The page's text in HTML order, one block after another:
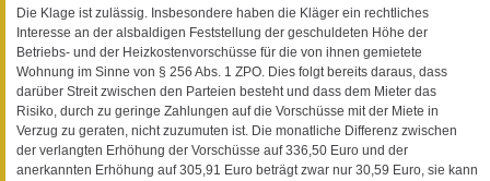
Die Klage ist zulässig. Insbesondere haben die Kläger ein rechtliches
Interesse an der alsbaldigen Feststellung der geschuldeten Höhe der
Betriebs- und der Heizkostenvorschüsse für die von ihnen gemietete
Wohnung im Sinne von § 256 Abs. 1 ZPO. Dies folgt bereits daraus, dass
darüber Streit zwischen den Parteien besteht und dass dem Mieter das
Risiko, durch zu geringe Zahlungen auf die Vorschüsse mit der Miete in
Verzug zu geraten, nicht zuzumuten ist. Die monatliche Differenz zwischen
der verlangten Erhöhung der Vorschüsse auf 336,50 Euro und der
anerkannten Erhöhung auf 305,91 Euro beträgt zwar nur 30,59 Euro, sie kann